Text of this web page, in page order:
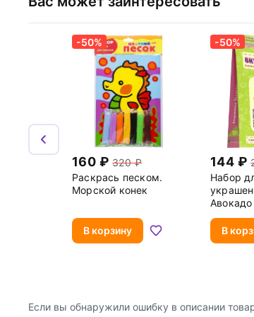
-50%
160
320
Раскрась песком.
Морской конек
В корзину
-50%
144
Набор
Авокадо
В
Если вы обнаружили ошибку в описании